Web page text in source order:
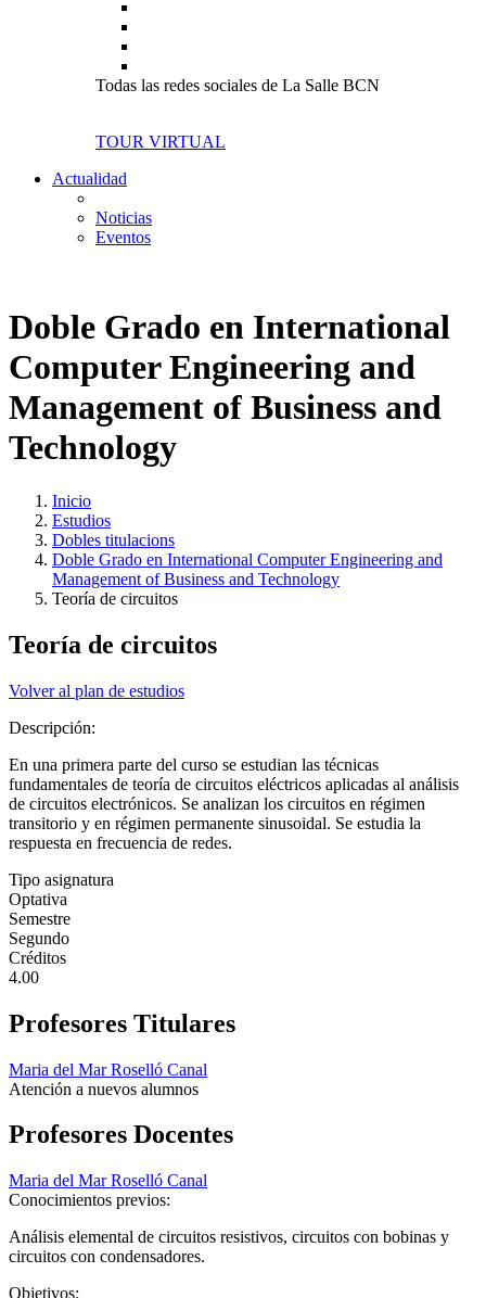
Todas las redes sociales de La Salle BCN
TOUR VIRTUAL
Actualidad
Noticias
Eventos
Doble Grado en International
Computer Engineering and
Management of Business and
Technology
Inicio
Estudios
Dobles titulacions
Doble Grado en International Computer Engineering and
Management of Business and Technology
Teoría de circuitos
Teoría de circuitos
Volver al plan de estudios
Descripción:
En una primera parte del curso se estudian las técnicas
fundamentales de teoría de circuitos eléctricos aplicadas al análisis
de circuitos electrónicos. Se analizan los circuitos en régimen
transitorio y en régimen permanente sinusoidal. Se estudia la
respuesta en frecuencia de redes.
Tipo asignatura
Optativa
Semestre
Segundo
Créditos
4.00
Profesores Titulares
Maria del Mar Roselló Canal
Atención a nuevos alumnos
Profesores Docentes
Maria del Mar Roselló Canal
Conocimientos previos:
Análisis elemental de circuitos resistivos, circuitos con bobinas y
circuitos con condensadores.
Objetivos: